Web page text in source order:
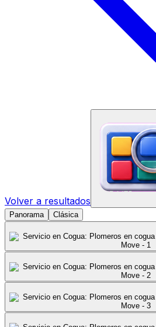
Volver a resultados
Panorama
Clásica